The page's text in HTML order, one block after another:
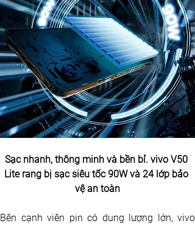
Sạc nhanh, thông minh và bền bỉ. vivo V50
Lite rang bị sạc siêu tốc 90W và 24 lớp bảo
vệ an toàn
Bên cạnh viên pin có dung lượng lớn, vivo